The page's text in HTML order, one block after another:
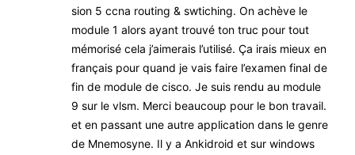
sion 5 ccna rou­ting & swti­ching. On achève le
module 1 alors ayant trou­vé ton truc pour tout
mémo­ri­sé cela j’ai­me­rais l’u­ti­li­sé. Ça irais mieux en
fran­çais pour quand je vais faire l’exa­men final de
fin de module de cis­co. Je suis ren­du au module
9 sur le vlsm. Mer­ci beau­coup pour le bon tra­vail.
et en pas­sant une autre appli­ca­tion dans le genre
de Mne­mo­syne. Il y a Anki­droid et sur win­dows